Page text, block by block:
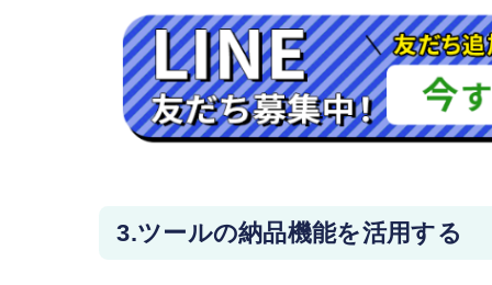
3.ツールの納品機能を活用する